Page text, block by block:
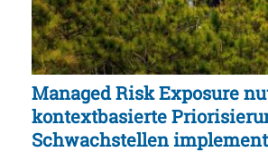
Managed Risk Exposure
kontextbasierte
Schwachstellen